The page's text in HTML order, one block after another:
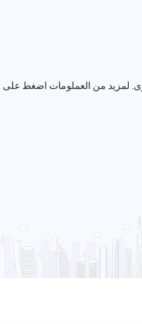
لمزيد من العملومات اضغط على